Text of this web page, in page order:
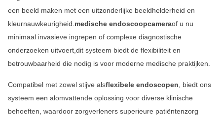
een beeld maken met een uitzonderlijke beeldhelderheid en
kleurnauwkeurigheid. medische endoscoopcameraof u nu
minimaal invasieve ingrepen of complexe diagnostische
onderzoeken uitvoert,dit systeem biedt de flexibiliteit en
betrouwbaarheid die nodig is voor moderne medische praktijken.
Compatibel met zowel stijve alsflexibele endoscopen , biedt ons
systeem een alomvattende oplossing voor diverse klinische
behoeften, waardoor zorgverleners superieure patiëntenzorg